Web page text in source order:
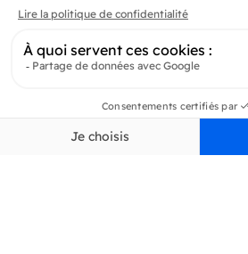
Produits
En savoir plus